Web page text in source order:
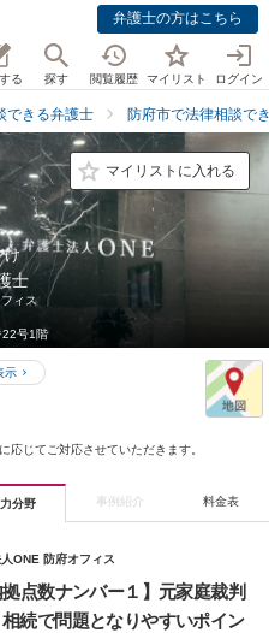
弁護士の方はこちら
る 探す 閲覧履歴 マイリスト ログイン
できる弁護士 防府市で法律相談で
マイリストに入れる
け
士
ィス
22号1階
示
応じてご対応させていただきます。
分野 事例紹介 料金表
ONE 防府オフィス
点数ナンバー１】元家庭裁判
続で問題となりやすいポイン